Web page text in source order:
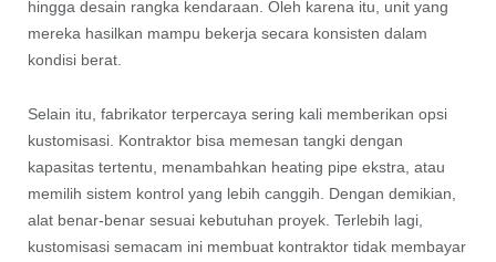
hingga desain rangka kendaraan. Oleh karena itu, unit yang
mereka hasilkan mampu bekerja secara konsisten dalam
kondisi berat.
Selain itu, fabrikator terpercaya sering kali memberikan opsi
kustomisasi. Kontraktor bisa memesan tangki dengan
kapasitas tertentu, menambahkan heating pipe ekstra, atau
memilih sistem kontrol yang lebih canggih. Dengan demikian,
alat benar-benar sesuai kebutuhan proyek. Terlebih lagi,
kustomisasi semacam ini membuat kontraktor tidak membayar